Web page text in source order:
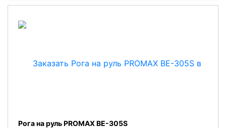
Рога на руль PROMAX BE-305M
Рога на руль PROMAX BE-305S